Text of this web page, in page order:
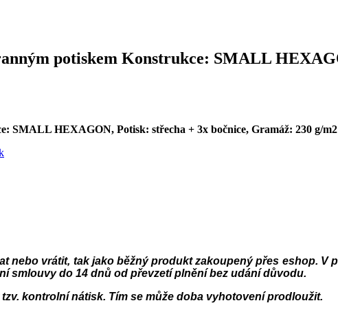
potiskem Konstrukce: SMALL
SMALL HEXAGON, Potisk: střecha + 3x bočnice, Gramáž: 230 g/m2
vrátit, tak jako běžný produkt zakoupený přes eshop. V
smlouvy do 14 dnů od převzetí plnění bez udání důvodu.
kontrolní nátisk. Tím se může doba vyhotovení prodloužit.